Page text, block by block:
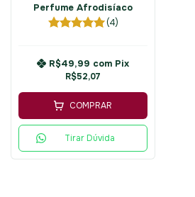
Perfume Afrodisíaco
(4)
R$52,07
R$49,99 com Pix
COMPRAR
Tirar Dúvida